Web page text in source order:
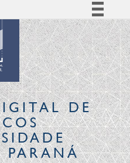
Simplifique!
Comunica BR
Participe
Acesso à informação
Legislação
CanaisDE
PARANÁ